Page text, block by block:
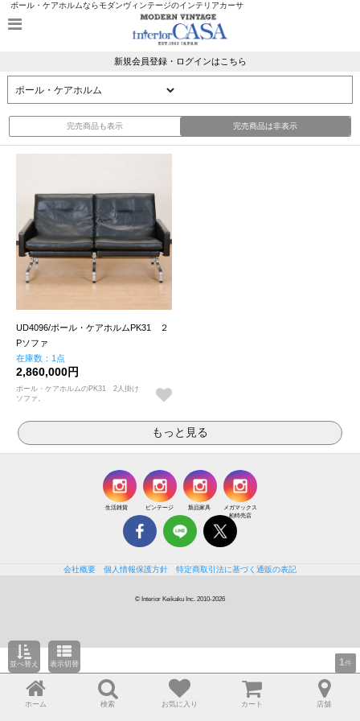
ホーム 検索 お気に入り カート 店舗
ポール・ケアホルムならモダンヴィンテージのインテリアカーサ
新規会員登録・ログインはこちら
並べ替え 表示切替
完売商品も表示 完売商品は非表示
1 件
UD4096/ポール・ケアホルムPK31 ２
Pソファ
在庫数：1点
2,860,000円
ポール・ケアホルムのPK31 2人掛け
ソファ。
生活雑貨 ビンテージ 新品家具
メガマックス
柏特売店
会社概要 個人情報保護方針 特定商取引法に基づく通販の表記
© Interior Keikaku Inc. 2010-2026